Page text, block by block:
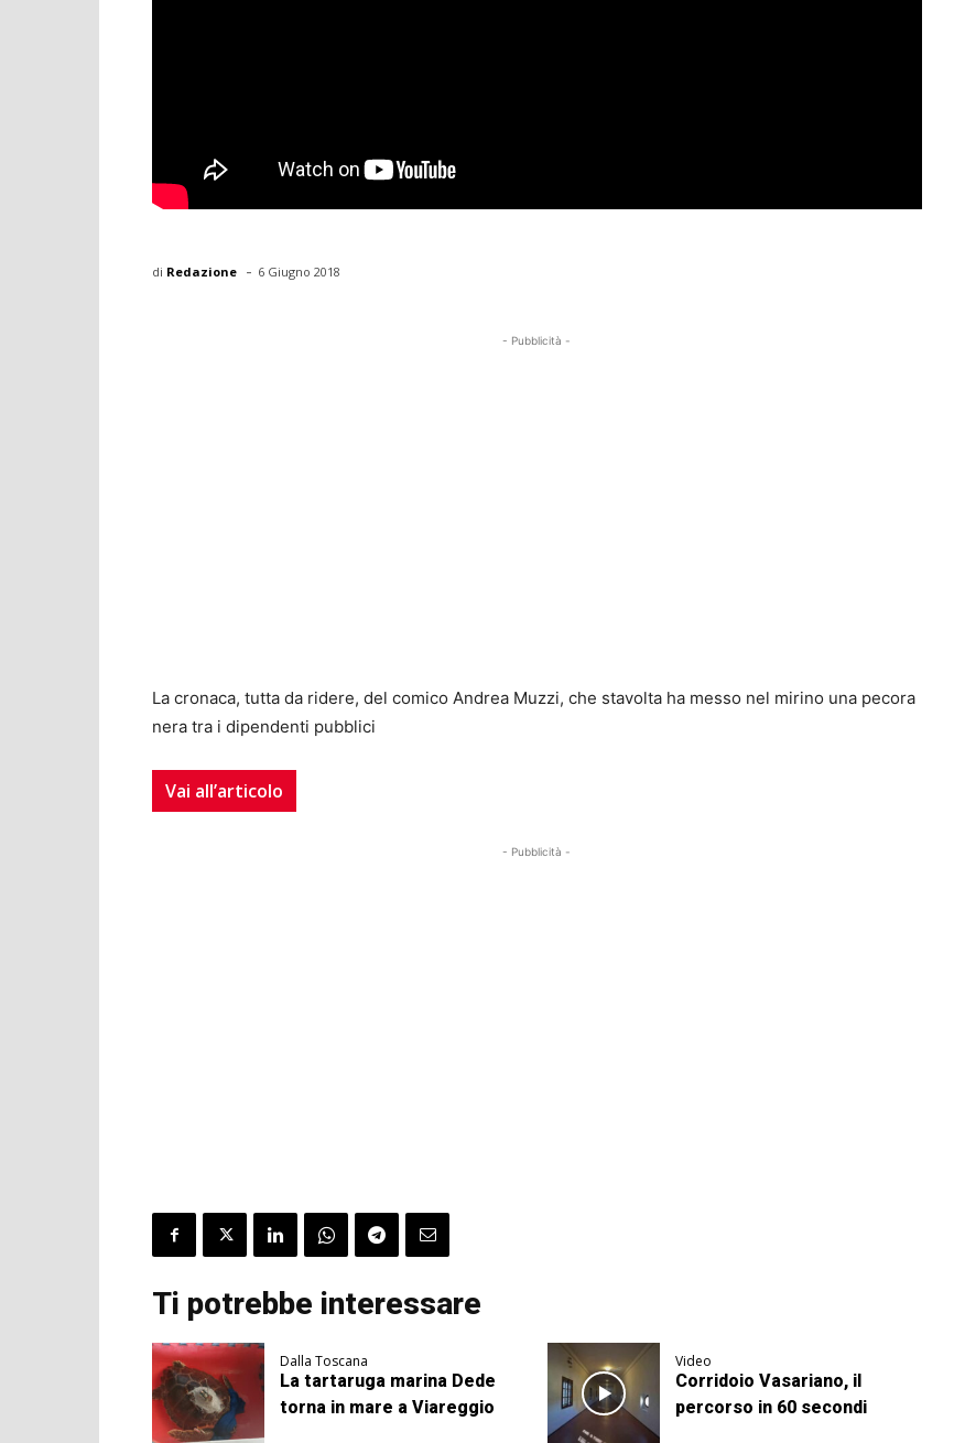
di Redazione - 6 Giugno 2018
- Pubblicità -
La cronaca, tutta da ridere, del comico Andrea Muzzi, che stavolta ha messo nel mirino una pecora
nera tra i dipendenti pubblici
Vai all’articolo
- Pubblicità -
Ti potrebbe interessare
Dalla Toscana
La tartaruga marina Dede
torna in mare a Viareggio
Video
Corridoio Vasariano, il
percorso in 60 secondi